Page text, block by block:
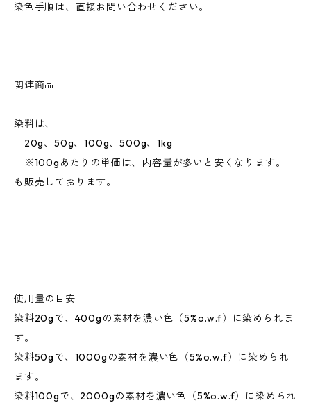
染色手順は、直接お問い合わせください。
関連商品
染料は、
20g、50g、100g、500g、1kg
※100gあたりの単価は、内容量が多いと安くなります。
も販売しております。
使用量の目安
染料20gで、400gの素材を濃い色（5%o.w.f）に染められま
す。
染料50gで、1000gの素材を濃い色（5%o.w.f）に染められ
ます。
染料100gで、2000gの素材を濃い色（5%o.w.f）に染められ